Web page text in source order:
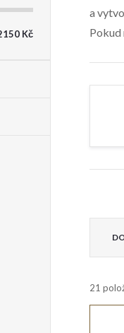
Kč
a
Pokud
z
21
V
p